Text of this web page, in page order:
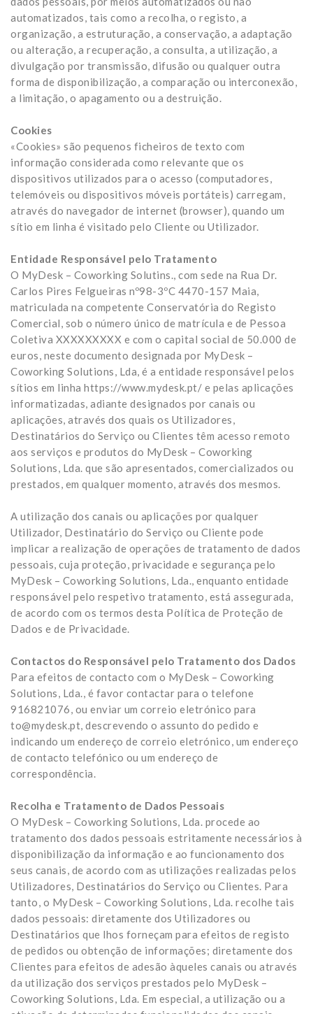
automatizados, tais como a recolha, o registo, a
organização, a estruturação, a conservação, a adaptação
ou alteração, a recuperação, a consulta, a utilização, a
divulgação por transmissão, difusão ou qualquer outra
forma de disponibilização, a comparação ou interconexão,
a limitação, o apagamento ou a destruição.
Cookies
«Cookies» são pequenos ficheiros de texto com
informação considerada como relevante que os
dispositivos utilizados para o acesso (computadores,
telemóveis ou dispositivos móveis portáteis) carregam,
através do navegador de internet (browser), quando um
sítio em linha é visitado pelo Cliente ou Utilizador.
Entidade Responsável pelo Tratamento
O MyDesk – Coworking Solutins., com sede na Rua Dr.
Carlos Pires Felgueiras nº98-3ºC 4470-157 Maia,
matriculada na competente Conservatória do Registo
Comercial, sob o número único de matrícula e de Pessoa
Coletiva XXXXXXXXX e com o capital social de 50.000 de
euros, neste documento designada por MyDesk –
Coworking Solutions, Lda, é a entidade responsável pelos
sítios em linha https://www.mydesk.pt/ e pelas aplicações
informatizadas, adiante designados por canais ou
aplicações, através dos quais os Utilizadores,
Destinatários do Serviço ou Clientes têm acesso remoto
aos serviços e produtos do MyDesk – Coworking
Solutions, Lda. que são apresentados, comercializados ou
prestados, em qualquer momento, através dos mesmos.
A utilização dos canais ou aplicações por qualquer
Utilizador, Destinatário do Serviço ou Cliente pode
implicar a realização de operações de tratamento de dados
pessoais, cuja proteção, privacidade e segurança pelo
MyDesk – Coworking Solutions, Lda., enquanto entidade
responsável pelo respetivo tratamento, está assegurada,
de acordo com os termos desta Política de Proteção de
Dados e de Privacidade.
Contactos do Responsável pelo Tratamento dos Dados
Para efeitos de contacto com o MyDesk – Coworking
Solutions, Lda., é favor contactar para o telefone
916821076, ou enviar um correio eletrónico para
to@mydesk.pt, descrevendo o assunto do pedido e
indicando um endereço de correio eletrónico, um endereço
de contacto telefónico ou um endereço de
correspondência.
Recolha e Tratamento de Dados Pessoais
O MyDesk – Coworking Solutions, Lda. procede ao
tratamento dos dados pessoais estritamente necessários à
disponibilização da informação e ao funcionamento dos
seus canais, de acordo com as utilizações realizadas pelos
Utilizadores, Destinatários do Serviço ou Clientes. Para
tanto, o MyDesk – Coworking Solutions, Lda. recolhe tais
dados pessoais: diretamente dos Utilizadores ou
Destinatários que lhos forneçam para efeitos de registo
de pedidos ou obtenção de informações; diretamente dos
Clientes para efeitos de adesão àqueles canais ou através
da utilização dos serviços prestados pelo MyDesk –
Coworking Solutions, Lda. Em especial, a utilização ou a